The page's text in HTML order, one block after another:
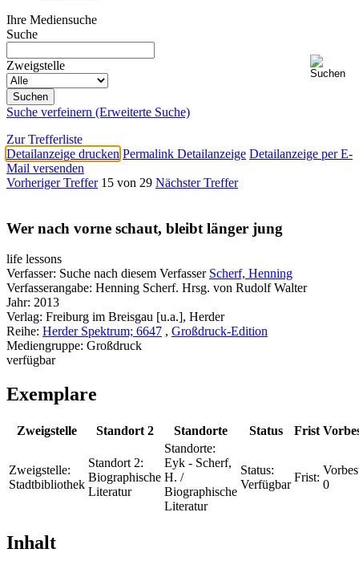
Ihre Mediensuche
Suche
Zweigstelle
Suche verfeinern (Erweiterte Suche)
Zur Trefferliste
Detailanzeige drucken Permalink Detailanzeige Detailanzeige per E-
Mail versenden
Vorheriger Treffer 15 von 29 Nächster Treffer
Wer nach vorne schaut, bleibt länger jung
life lessons
Verfasser: Suche nach diesem Verfasser Scherf, Henning
Verfasserangabe: Henning Scherf. Hrsg. von Rudolf Walter
Jahr: 2013
Verlag: Freiburg im Breisgau [u.a.], Herder
Reihe: Herder Spektrum; 6647 , Großdruck-Edition
Mediengruppe: Großdruck
verfügbar
Exemplare
Zweigstelle Standort 2 Standorte Status Frist
Zweigstelle:
Stadtbibliothek
Standort 2:
Biographische
Literatur
Standorte:
Eyk - Scherf,
H. /
Biographische
Literatur
Status:
Verfügbar
Frist:
0
Inhalt